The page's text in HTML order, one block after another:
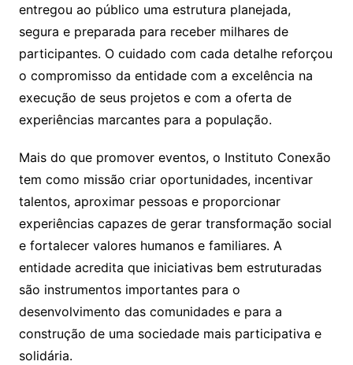
entregou ao público uma estrutura planejada,
segura e preparada para receber milhares de
participantes. O cuidado com cada detalhe reforçou
o compromisso da entidade com a excelência na
execução de seus projetos e com a oferta de
experiências marcantes para a população.
Mais do que promover eventos, o Instituto Conexão
tem como missão criar oportunidades, incentivar
talentos, aproximar pessoas e proporcionar
experiências capazes de gerar transformação social
e fortalecer valores humanos e familiares. A
entidade acredita que iniciativas bem estruturadas
são instrumentos importantes para o
desenvolvimento das comunidades e para a
construção de uma sociedade mais participativa e
solidária.